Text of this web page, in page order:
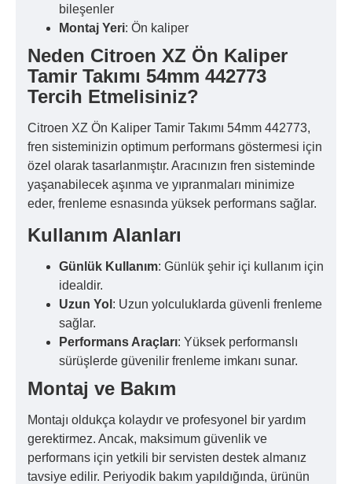
bileşenler
Montaj Yeri: Ön kaliper
Neden Citroen XZ Ön Kaliper
Tamir Takımı 54mm 442773
Tercih Etmelisiniz?
Citroen XZ Ön Kaliper Tamir Takımı 54mm 442773,
fren sisteminizin optimum performans göstermesi için
özel olarak tasarlanmıştır. Aracınızın fren sisteminde
yaşanabilecek aşınma ve yıpranmaları minimize
eder, frenleme esnasında yüksek performans sağlar.
Kullanım Alanları
Günlük Kullanım: Günlük şehir içi kullanım için
idealdir.
Uzun Yol : Uzun yolculuklarda güvenli frenleme
sağlar.
Performans Araçları: Yüksek performanslı
sürüşlerde güvenilir frenleme imkanı sunar.
Montaj ve Bakım
Montajı oldukça kolaydır ve profesyonel bir yardım
gerektirmez. Ancak, maksimum güvenlik ve
performans için yetkili bir servisten destek almanız
tavsiye edilir. Periyodik bakım yapıldığında, ürünün